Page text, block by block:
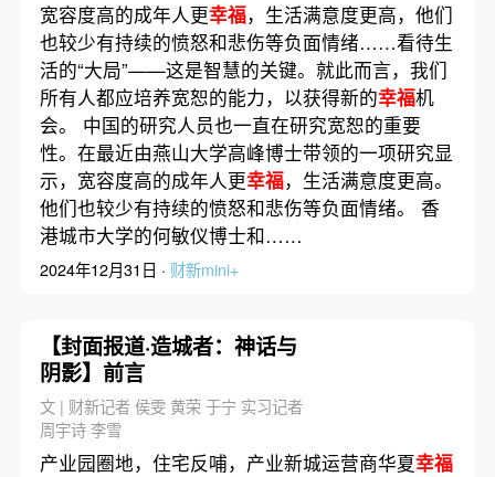
宽容度高的成年人更幸福，生活满意度更高，他们
也较少有持续的愤怒和悲伤等负面情绪……看待生
活的“大局”——这是智慧的关键。就此而言，我们
所有人都应培养宽恕的能力，以获得新的幸福机
会。 中国的研究人员也一直在研究宽恕的重要
性。在最近由燕山大学高峰博士带领的一项研究显
示，宽容度高的成年人更幸福，生活满意度更高。
他们也较少有持续的愤怒和悲伤等负面情绪。 香
港城市大学的何敏仪博士和……
2024年12月31日 · 财新mini+
【封面报道·造城者：神话与
阴影】前言
文 | 财新记者 侯雯 黄荣 于宁 实习记者
周宇诗 李雪
产业园圈地，住宅反哺，产业新城运营商华夏幸福